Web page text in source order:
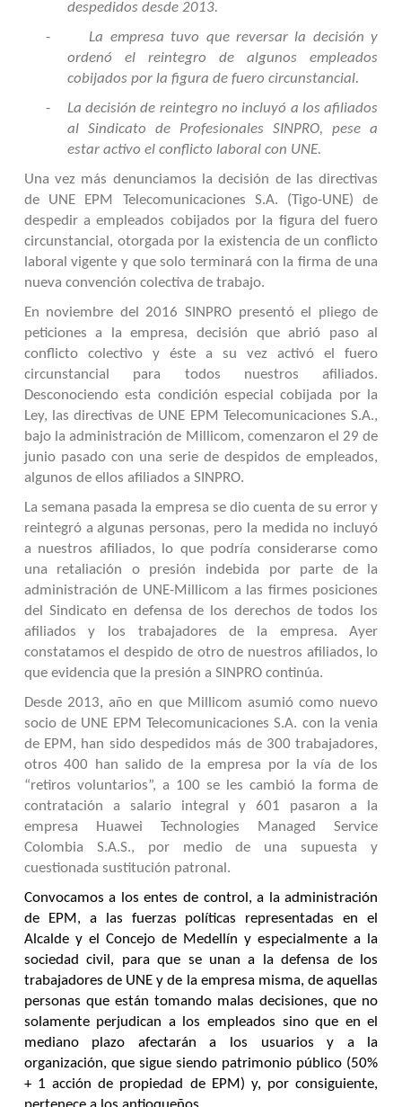
despedidos desde 2013.
-
La empresa tuvo que reversar la decisión y
ordenó el reintegro de algunos empleados
cobijados por la figura de fuero circunstancial.
-
La decisión de reintegro no incluyó a los afiliados
al Sindicato de Profesionales SINPRO, pese a
estar activo el conflicto laboral con UNE.
Una vez más denunciamos la decisión de las directivas
de UNE EPM Telecomunicaciones S.A. (Tigo-UNE) de
despedir a empleados cobijados por la figura del fuero
circunstancial, otorgada por la existencia de un conflicto
laboral vigente y que solo terminará con la firma de una
nueva convención colectiva de trabajo.
En noviembre del 2016 SINPRO presentó el pliego de
peticiones a la empresa, decisión que abrió paso al
conflicto colectivo y éste a su vez activó el fuero
circunstancial para todos nuestros afiliados.
Desconociendo esta condición especial cobijada por la
Ley, las directivas de UNE EPM Telecomunicaciones S.A.,
bajo la administración de Millicom, comenzaron el 29 de
junio pasado con una serie de despidos de empleados,
algunos de ellos afiliados a SINPRO.
La semana pasada la empresa se dio cuenta de su error y
reintegró a algunas personas, pero la medida no incluyó
a nuestros afiliados, lo que podría considerarse como
una retaliación o presión indebida por parte de la
administración de UNE-Millicom a las firmes posiciones
del Sindicato en defensa de los derechos de todos los
afiliados y los trabajadores de la empresa. Ayer
constatamos el despido de otro de nuestros afiliados, lo
que evidencia que la presión a SINPRO continúa.
Desde 2013, año en que Millicom asumió como nuevo
socio de UNE EPM Telecomunicaciones S.A. con la venia
de EPM, han sido despedidos más de 300 trabajadores,
otros 400 han salido de la empresa por la vía de los
“retiros voluntarios”, a 100 se les cambió la forma de
contratación a salario integral y 601 pasaron a la
empresa Huawei Technologies Managed Service
Colombia S.A.S., por medio de una supuesta y
cuestionada sustitución patronal.
Convocamos a los entes de control, a la administración
de EPM, a las fuerzas políticas representadas en el
Alcalde y el Concejo de Medellín y especialmente a la
sociedad civil, para que se unan a la defensa de los
trabajadores de UNE y de la empresa misma, de aquellas
personas que están tomando malas decisiones, que no
solamente perjudican a los empleados sino que en el
mediano plazo afectarán a los usuarios y a la
organización, que sigue siendo patrimonio público (50%
+ 1 acción de propiedad de EPM) y, por consiguiente,